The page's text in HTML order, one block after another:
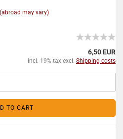
(abroad may vary)
6,50 EUR
incl. 19% tax excl. Shipping costs
TO CART